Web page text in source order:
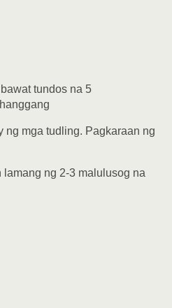
tundos na 5
ng mga tudling. Pagkaraan ng
ng 2-3 malulusog na